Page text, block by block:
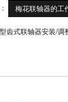
梅花联轴器的工
齿式联轴器安装/调